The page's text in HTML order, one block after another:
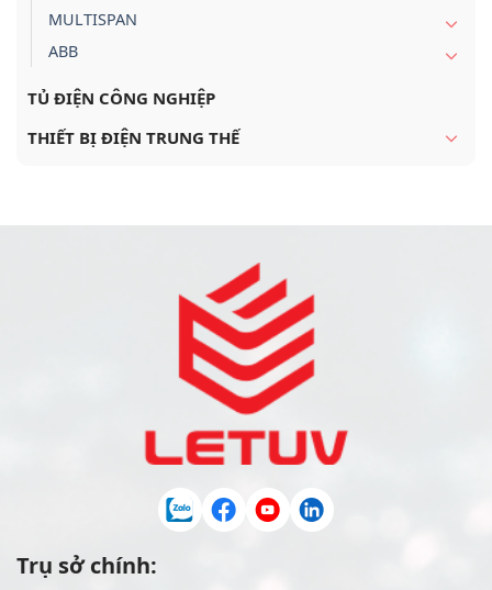
MULTISPAN
ABB
TỦ ĐIỆN CÔNG NGHIỆP
THIẾT BỊ ĐIỆN TRUNG THẾ
Trụ sở chính: